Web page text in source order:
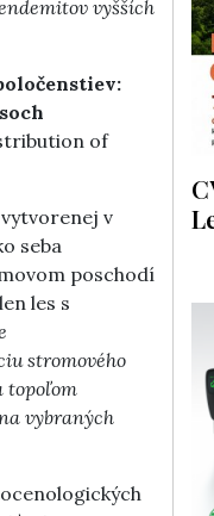
vyšších
of
v
seba
poschodí
les s
stromového
topoľom
vybraných